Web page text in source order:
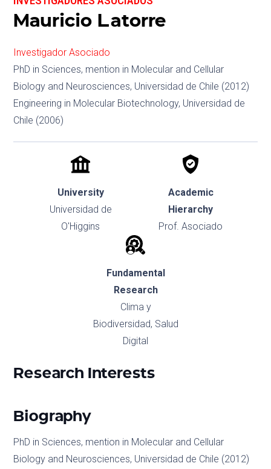
Mauricio Latorre
Investigador Asociado
PhD in Sciences, mention in Molecular and Cellular
Biology and Neurosciences, Universidad de Chile (2012)
Engineering in Molecular Biotechnology, Universidad de
Chile (2006)
University
Universidad de
O'Higgins
Academic
Hierarchy
Prof. Asociado
Fundamental
Research
Clima y
Biodiversidad, Salud
Digital
Research Interests
Biography
PhD in Sciences, mention in Molecular and Cellular
Biology and Neurosciences, Universidad de Chile (2012)